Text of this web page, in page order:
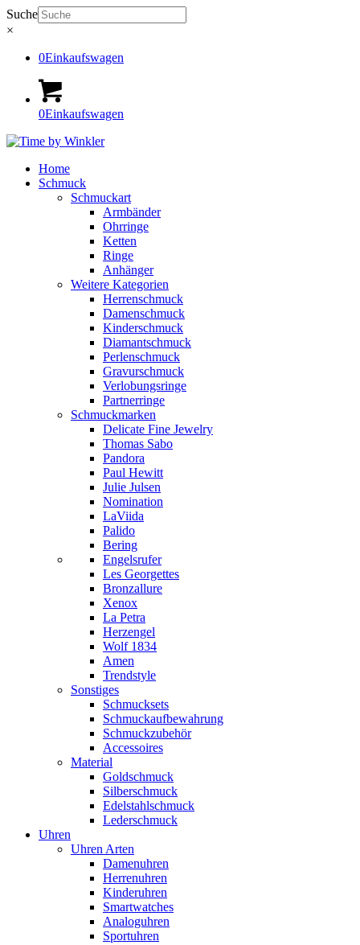
Suche
×
0Einkaufswagen
0Einkaufswagen
Home
Schmuck
Schmuckart
Armbänder
Ohrringe
Ketten
Ringe
Anhänger
Weitere Kategorien
Herrenschmuck
Damenschmuck
Kinderschmuck
Diamantschmuck
Perlenschmuck
Gravurschmuck
Verlobungsringe
Partnerringe
Schmuckmarken
Delicate Fine Jewelry
Thomas Sabo
Pandora
Paul Hewitt
Julie Julsen
Nomination
LaViida
Palido
Bering
Engelsrufer
Les Georgettes
Bronzallure
Xenox
La Petra
Herzengel
Wolf 1834
Amen
Trendstyle
Sonstiges
Schmucksets
Schmuckaufbewahrung
Schmuckzubehör
Accessoires
Material
Goldschmuck
Silberschmuck
Edelstahlschmuck
Lederschmuck
Uhren
Uhren Arten
Damenuhren
Herrenuhren
Kinderuhren
Smartwatches
Analoguhren
Sportuhren